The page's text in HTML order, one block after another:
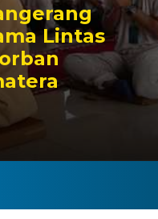
Lintas